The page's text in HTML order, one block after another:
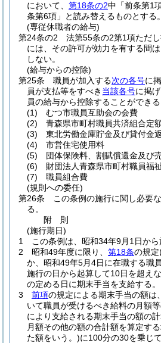
において、 第18条の2中「前条第1
条第6項」と読み替えるものとする。
(専従休職者の給与)
第24条の2
法第55条の2第1項ただ
には、その許可が効力を有する間
しない。
(給与からの控除)
第25条
職員が加入する次の各号に
員が支払等をすべき 当該各号に掲
員の給与から控除することができる
(1)
むつ市職員互助会の会費
(2)
青森県市町村職員共済組合定
(3)
東北労働金庫貯金及び貸付金
(4)
市営住宅使用料
(5)
団体保険料、割賦償還金及び
(6)
財団法人青森県市町村職員福
(7)
職員組合費
(規則への委任)
第26条
この条例の施行に関し必要
る。
附 則
(施行期日)
1
この条例は、昭和34年9月1日から
2
昭和49年度に限り、 第18条の規定
か、昭和49年5月4日に在職する職
施行の日から起算して10日を超え
の定める日に期末手当を支給する。
3
前項の規定による期末手当の額は
いて職員が受けるべき給料の月額
により支給される期末手当の額の
月額その他の額の合計額を算定す
た額をいう。)に100分の30を乗じ